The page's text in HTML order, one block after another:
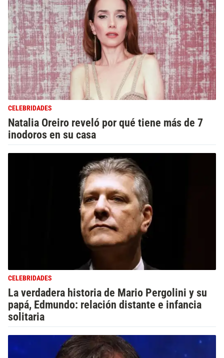
CELEBRIDADES
Natalia Oreiro reveló por qué tiene más de 7
inodoros en su casa
CELEBRIDADES
La verdadera historia de Mario Pergolini y su
papá, Edmundo: relación distante e infancia
solitaria